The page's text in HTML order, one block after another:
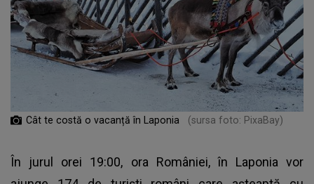
Cât te costă o vacanță în Laponia (sursa foto: PixaBay)
În jurul orei 19:00, ora României, în Laponia vor